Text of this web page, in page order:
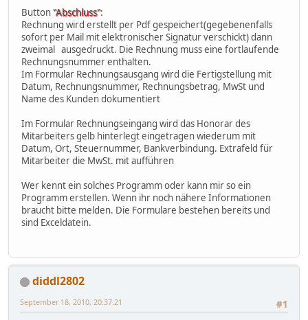
Button "Abschluss":
Rechnung wird erstellt per Pdf gespeichert(gegebenenfalls
sofort per Mail mit elektronischer Signatur verschickt) dann
zweimal ausgedruckt. Die Rechnung muss eine fortlaufende
Rechnungsnummer enthalten.
Im Formular Rechnungsausgang wird die Fertigstellung mit
Datum, Rechnungsnummer, Rechnungsbetrag, MwSt und
Name des Kunden dokumentiert
Im Formular Rechnungseingang wird das Honorar des
Mitarbeiters gelb hinterlegt eingetragen wiederum mit
Datum, Ort, Steuernummer, Bankverbindung. Extrafeld für
Mitarbeiter die MwSt. mit aufführen
Wer kennt ein solches Programm oder kann mir so ein
Programm erstellen. Wenn ihr noch nähere Informationen
braucht bitte melden. Die Formulare bestehen bereits und
sind Exceldatein.
diddl2802
#1
September 18, 2010, 20:37:21